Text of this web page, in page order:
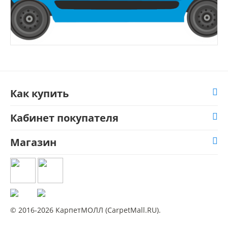
Как купить
Кабинет покупателя
Магазин
© 2016-2026 КарпетМОЛЛ (CarpetMall.RU).